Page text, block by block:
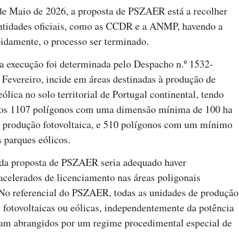
Maio de 2026, a proposta de PSZAER está a recolher
oficiais, como as CCDR e a ANMP, havendo a
o processo ser terminado.
execução foi determinada pelo Despacho n.º 1532-
incide em áreas destinadas à produção de
no solo territorial de Portugal continental, tendo
1107 polígonos com uma dimensão mínima de 100 ha
produção fotovoltaica, e 510 polígonos com um mínimo
parques eólicos.
proposta de PSZAER seria adequado haver
de licenciamento nas áreas poligonais
referencial do PSZAER, todas as unidades de produção
ou eólicas, independentemente da potência
abrangidos por um regime procedimental especial de